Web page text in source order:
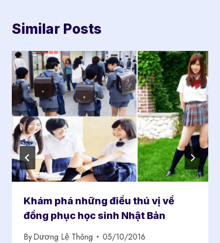
Similar Posts
Khám phá những điều thú vị về
đồng phục học sinh Nhật Bản
ByDương Lệ Thông 05/10/2016